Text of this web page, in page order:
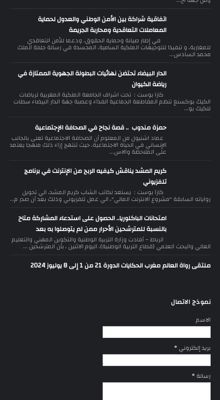
اتفاقية شراكة بين الأمن الوطني والعدول لحماية
المعاملات التعاقدية ومحاربة الجريمة
في إطار صيانة وحماية الحقوق، ودعما للأمن التعاقدي
للمغاربة، و تنفيذا للتوجيهات الملكية السامية، المجسدة في رسالة جلالة الملك
محمد السادس...
الدار البيضاء تحتضن نهائيات البطولة الجهوية الممتازة في
رياضة الكيوان
كازا بوست : تحت اشراف الجامعة الملكية المغربية لرياضات
الكيك بوكسنغ تنظم المقاطعة الجماعية الفداء وعصبة جهة الدار البيضاء سطات
للكيك بو...
حمزة مندوب .. قصة نجاح في الصحافة الإجتماعية
عماد اشنيول من المعلوم أن الصحافة الاجتماعية تعنى بالجانب
الإنساني في الحياة الاجتماعية، حيث تنتهج إزاء ذلك منهجا يعتمد
على الملاحظة والاس...
كريم المشد يناقش كيفيه الربح من الإنترنت في برنامج
تلفزيوني
كازا بوست : يستعد لكاتب الشاب كريم المشد، الي تحويل
رواياته السابقة "مشروع الانترنت المالي"، الي عمل تلفزيوني وذلك بعد أن صدر م...
امتحانات الباكلوريا.. الحصول على استدعاء المشاركة متاح
بالنسبة للمترشحين الأحرار ممن لم يتوصلوا به بعد
الرباط – أفادت وزارة التربية الوطنية والتكوين المهني والتعليم
العالي والبحث العلمي (قطاع التربية الوطنية)، اليوم الاثنين ، بأن المترشحين ...
ملتقى رواة العالم مغرب الحكايات الدورة 21 من 1 إلى 8 يوليوز 2024
نموذج الاتصال
الاسم
بريد إلكتروني*
رسالة*